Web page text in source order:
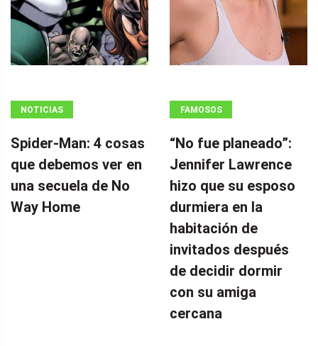
NOTICIAS
Spider-Man: 4 cosas
que debemos ver en
una secuela de No
Way Home
FAMOSOS
“No fue planeado”: ​​
Jennifer Lawrence
hizo que su esposo
durmiera en la
habitación de
invitados después
de decidir dormir
con su amiga
cercana